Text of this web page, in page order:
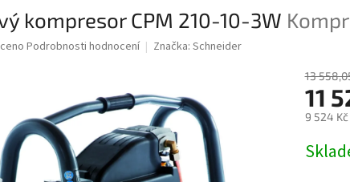
kompresor CPM 210-10-3W
Podrobnosti hodnocení Značka: Schneider
13
11
9 524 Kč
cena: